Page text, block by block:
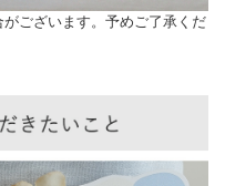
ございます。予めご了承くだ